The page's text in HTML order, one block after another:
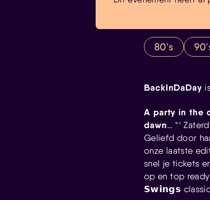
80's
BackInDaDay
A party in the
dawn… “‘
Geliefd door
onze laatste
snel je tickets
op en top
𝗦𝘄𝗶𝗻𝗴𝘀